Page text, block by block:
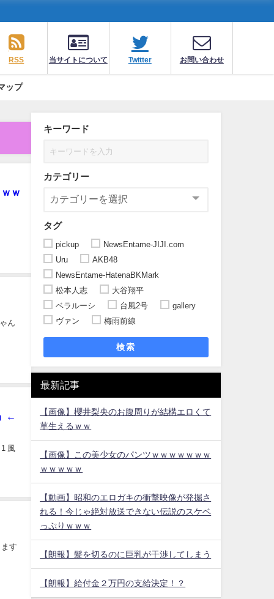
RSS 当サイトについて Twitter お問い合わせ
ップ
ｗ
ん
←
風
す
キーワード
カテゴリー
タグ
pickup
NewsEntame-JIJI.com
Uru
AKB48
NewsEntame-HatenaBKMark
松本人志
大谷翔平
ベラルーシ
台風2号
gallery
ヴァン
梅雨前線
検索
最新記事
【画像】櫻井梨央のお腹周りが結構エロくて
草生えるｗｗ
【画像】この美少女のパンツｗｗｗｗｗｗｗ
ｗｗｗｗｗ
【動画】昭和のエロガキの衝撃映像が発掘さ
れる！今じゃ絶対放送できない伝説のスケベ
っぷりｗｗｗ
【朗報】髪を切るのに巨乳が干渉してしまう
【朗報】給付金２万円の支給決定！？